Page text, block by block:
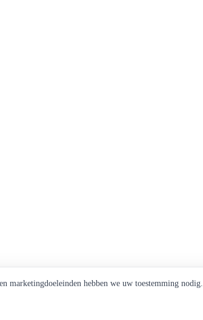
marketingdoeleinden hebben we uw toestemming nodig.